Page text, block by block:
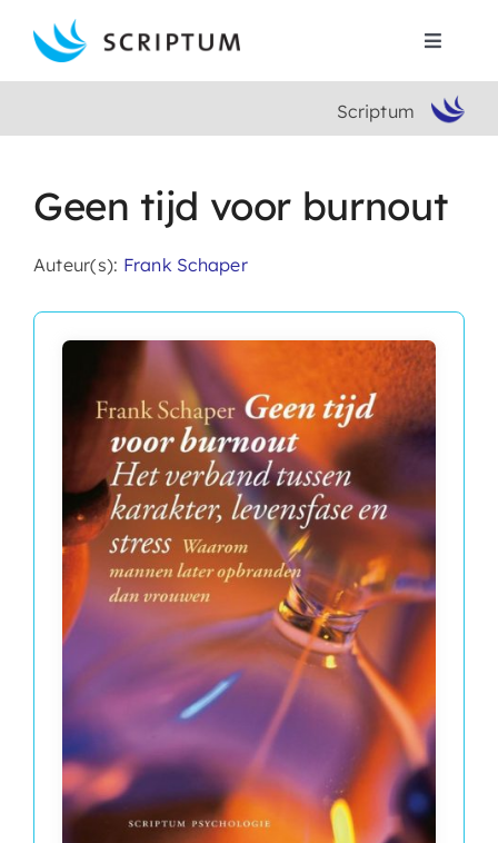
content
Toggle
Boeken
Auteurs
Contact
Search
Scriptum
Geen tijd voor burnout
Auteur(s): Frank Schaper